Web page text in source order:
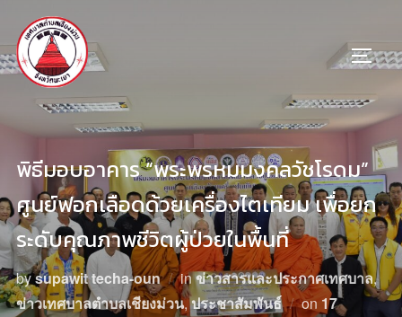
พิธีมอบอาคาร “พระพรหมมงคลวัชโรดม”
ศูนย์ฟอกเลือดด้วยเครื่องไตเทียม เพื่อยก
ระดับคุณภาพชีวิตผู้ป่วยในพื้นที่
bysupawit techa-oun inข่าวสารและประกาศเทศบาล,
ข่าวเทศบาลตำบลเชียงม่วน,ประชาสัมพันธ์ on 17